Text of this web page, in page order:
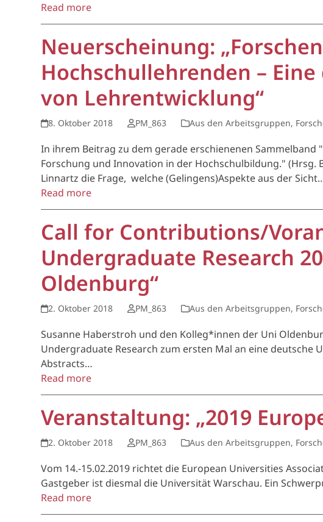
Read more
Neuerscheinung:
Hochschullehrenden –
von Lehrentwicklung“
8. Oktober 2018 PM_863 Aus den Arbeitsgruppen,
In ihrem Beitrag zu dem gerade erschienenen
Forschung und Innovation in der Hochschulbildung." (Hrsg.
Linnartz die Frage, welche (Gelingens)Aspekte aus der
Read more
Call for Contributions/
Undergraduate Research
Oldenburg“
2. Oktober 2018 PM_863 Aus den Arbeitsgruppen,
Susanne Haberstroh und den Kolleg*innen der Uni
Undergraduate Research zum ersten Mal an eine
Abstracts…
Read more
Veranstaltung: „2019
2. Oktober 2018 PM_863 Aus den Arbeitsgruppen,
Vom 14.-15.02.2019 richtet die European Universities
Gastgeber ist diesmal die Universität Warschau. Ein
Read more